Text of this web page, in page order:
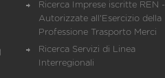
Ricerca Imprese iscritte REN -
Autorizzate all'Esercizio della
Professione Trasporto Merci
Ricerca Servizi di Linea
Interregionali